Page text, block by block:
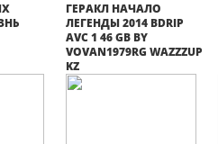
ГЕРАКЛ НАЧАЛО
ЛЕГЕНДЫ 2014 BDRIP
AVC 1 46 GB BY
VOVAN1979RG WAZZZUP
KZ